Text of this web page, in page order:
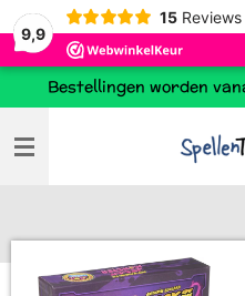
9,9
15 Reviews
Bestellingen worden